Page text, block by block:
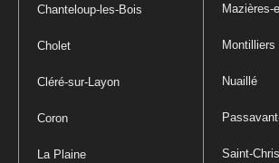
Chanteloup-les-Bois
Cholet
Cléré-sur-Layon
Coron
La Plaine
Mazières-
Montilliers
Nuaillé
Saint-